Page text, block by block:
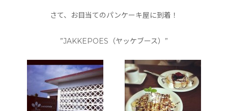
さて、お目当てのパンケーキ屋に到着！
”JAKKEPOES（ヤッケブース）”